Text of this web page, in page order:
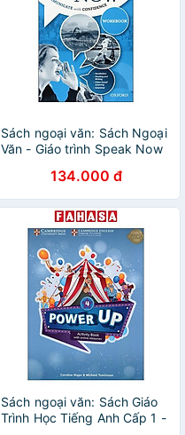
Sách ngoại văn: Sách Ngoại
Văn - Giáo trình Speak Now
134.000 đ
Sách ngoại văn: Sách Giáo
Trình Học Tiếng Anh Cấp 1 -